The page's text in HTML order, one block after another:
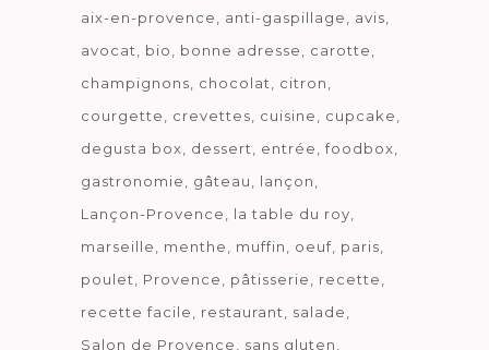
aix-en-provence
anti-gaspillage
avis
avocat
bio bonne adresse
carotte
champignons
chocolat
citron
courgette
crevettes cuisine
cupcake
degusta box
dessert entrée
foodbox
gastronomie
gâteau
lançon
Lançon-Provence
la table du roy
marseille
menthe muffin oeuf paris
poulet
Provence pâtisserie
recette
recette facile
restaurant
salade
Salon de Provence
sans gluten